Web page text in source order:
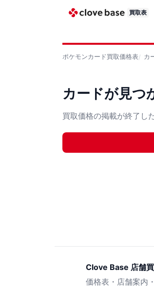
買取表
ポケモンカード買取価格表 カ
カードが見つ
買取価格の掲載が終了し
Clove Base 店舗
価格表・店舗案内